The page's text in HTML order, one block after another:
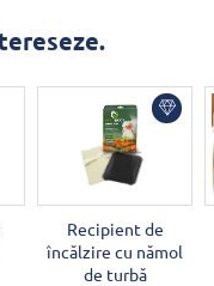
Recipient de
încălzire cu nămol
de turbă